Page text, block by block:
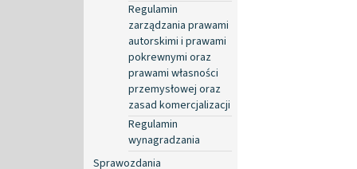
Regulamin
zarządzania prawami
autorskimi i prawami
pokrewnymi oraz
prawami własności
przemysłowej oraz
zasad komercjalizacji
Regulamin
wynagradzania
Sprawozdania